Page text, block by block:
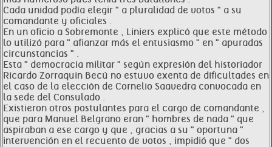
Cada unidad podía elegir " a pluralidad de votos " a su
comandante y oficiales .
En un oficio a Sobremonte , Liniers explicó que este método
lo utilizó para " afianzar más el entusiasmo " en " apuradas
circunstancias " .
Esta " democracia militar " según expresión del historiador
Ricardo Zorraquin Becú no estuvo exenta de dificultades en
el caso de la elección de Cornelio Saavedra convocada en
la sede del Consulado .
Existieron otros postulantes para el cargo de comandante ,
que para Manuel Belgrano eran " hombres de nada " que
aspiraban a ese cargo y que , gracias a su " oportuna "
intervención en el recuento de votos , impidió que " dos